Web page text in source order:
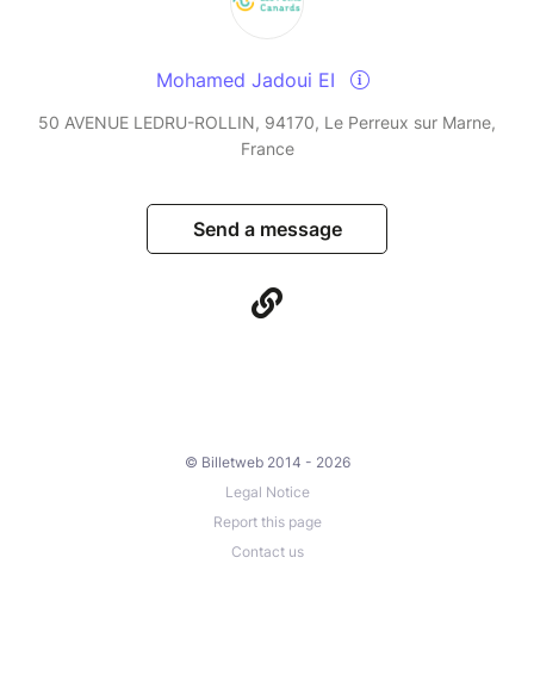
Mohamed Jadoui EI
50 AVENUE LEDRU-ROLLIN, 94170, Le Perreux sur Marne,
France
Send a message
© Billetweb 2014 - 2026
Legal Notice
Report this page
Contact us